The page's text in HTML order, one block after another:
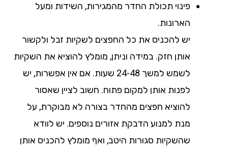
פינוי תכולת החדר מהמגירות, השידות ומעל
הארונות.
יש להכניס את כל החפצים לשקיות זבל ולקשור
אותן חזק. במידה וניתן, מומלץ להוציא את השקיות
לשמש למשך 24-48 שעות. אם אין אפשרות, יש
לפנות אותן למקום פתוח. חשוב לציין שאסור
להוציא חפצים מהחדר בצורה לא מבוקרת, על
מנת למנוע הדבקת אזורים נוספים. יש לוודא
שהשקיות סגורות היטב, ואף מומלץ להכניס אותן